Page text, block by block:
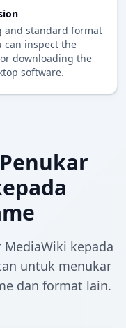
and standard format
can inspect the
downloading the
software.
kepada
untuk menukar
dan format lain.